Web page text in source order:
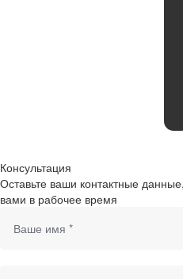
Консультация
Оставьте ваши контактные
вами в рабочее время